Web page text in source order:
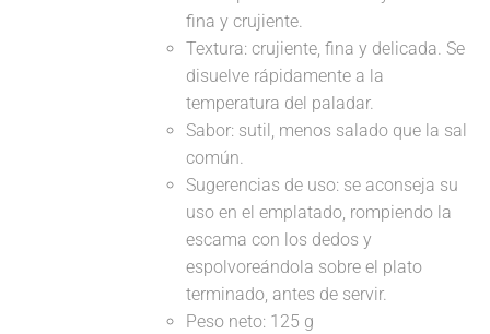
fina y crujiente.
Textura: crujiente, fina y delicada. Se
disuelve rápidamente a la
temperatura del paladar.
Sabor: sutil, menos salado que la sal
común.
Sugerencias de uso: se aconseja su
uso en el emplatado, rompiendo la
escama con los dedos y
espolvoreándola sobre el plato
terminado, antes de servir.
Peso neto: 125 g